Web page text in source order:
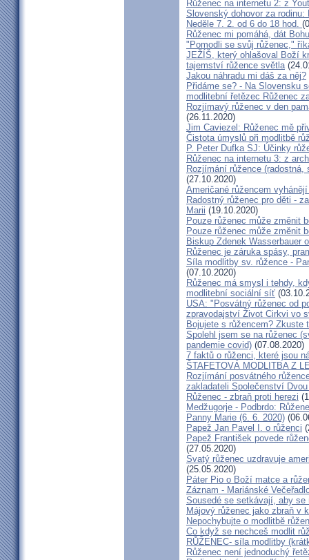
Růženec na internetu 2: z
Slovenský dohovor za rodinu:
Neděle 7. 2. od 6 do 18 hod.
Růženec mi pomáhá, dát
"Pomodli se svůj růženec,"
JEŽÍŠ, který ohlašoval Boží
tajemství růžence světla
Jakou náhradu mi dáš za něj?
Přidáme se? - Na Slovensku
modlitební řetězec Růženec
Rozjímavý růženec v den
(26.11.2020)
Jim Caviezel: Růženec mě
Čistota úmyslů při modlitbě
P. Peter Dufka SJ: Účinky
Růženec na internetu 3: z
Rozjímání růžence
(27.10.2020)
Američané růžencem
Radostný růženec pro děti -
Marii (19.10.2020)
Pouze růženec může změnit
Pouze růženec může změnit
Biskup Zdenek Wasserbauer
Růženec je záruka spásy,
Síla modlitby sv. růžence -
(07.10.2020)
Růženec má smysl i tehdy,
modlitební sociální síť
USA: "Posvátný růženec od
zpravodajství Život Cirkvi vo
Bojujete s růžencem? Zkuste
Spolehl jsem se na růženec
pandemie covid) (07.08.2020)
7 faktů o růženci, které jsou
ŠTAFETOVÁ MODLITBA Z
Rozjímání posvátného
zakladateli Společenství
Růženec - zbraň proti herezi
Medžugorje - Podbrdo:
Panny Marie (6. 6. 2020)
Papež Jan Pavel I. o růženci
Papež František povede
(27.05.2020)
Svatý růženec uzdravuje
(25.05.2020)
Páter Pio o Boží matce a
Záznam - Mariánské
Sousedé se setkávají, aby se
Májový růženec jako zbraň v
Nepochybujte o modlitbě
Co když se nechceš modlit
RŮŽENEC- síla modlitby
Růženec není jednoduchý